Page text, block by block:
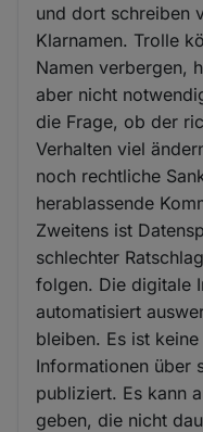
und dort schreiben
Klarnamen. Trolle
Namen verbergen,
aber nicht
die Frage, ob der
Verhalten viel
noch rechtliche
herablassende
Zweitens ist
schlechter
folgen. Die digitale
automatisiert
bleiben. Es ist
Informationen über
publiziert. Es kann
geben, die nicht